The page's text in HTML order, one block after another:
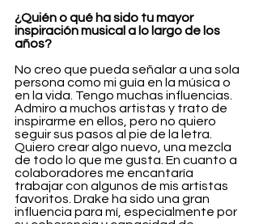
¿Quién o qué ha sido tu mayor
inspiración musical a lo largo de los
años?
No creo que pueda señalar a una sola
persona como mi guía en la música o
en la vida. Tengo muchas influencias.
Admiro a muchos artistas y trato de
inspirarme en ellos, pero no quiero
seguir sus pasos al pie de la letra.
Quiero crear algo nuevo, una mezcla
de todo lo que me gusta. En cuanto a
colaboradores me encantaría
trabajar con algunos de mis artistas
favoritos. Drake ha sido una gran
influencia para mí, especialmente por